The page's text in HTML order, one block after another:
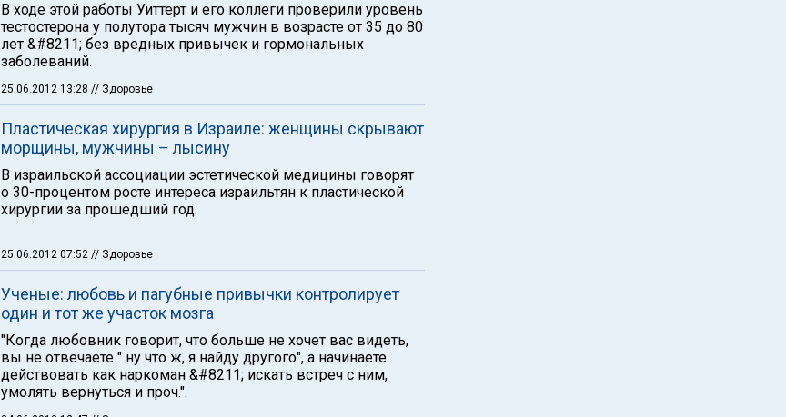
В ходе этой работы Уиттерт и его коллеги проверили уровень
тестостерона у полутора тысяч мужчин в возрасте от 35 до 80
лет &#8211; без вредных привычек и гормональных
заболеваний.
25.06.2012 13:28 // Здоровье
Пластическая хирургия в Израиле: женщины скрывают
морщины, мужчины – лысину
В израильской ассоциации эстетической медицины говорят
о 30-процентом росте интереса израильтян к пластической
хирургии за прошедший год.
25.06.2012 07:52 // Здоровье
Ученые: любовь и пагубные привычки контролирует
один и тот же участок мозга
"Когда любовник говорит, что больше не хочет вас видеть,
вы не отвечаете " ну что ж, я найду другого", а начинаете
действовать как наркоман &#8211; искать встреч с ним,
умолять вернуться и проч.".